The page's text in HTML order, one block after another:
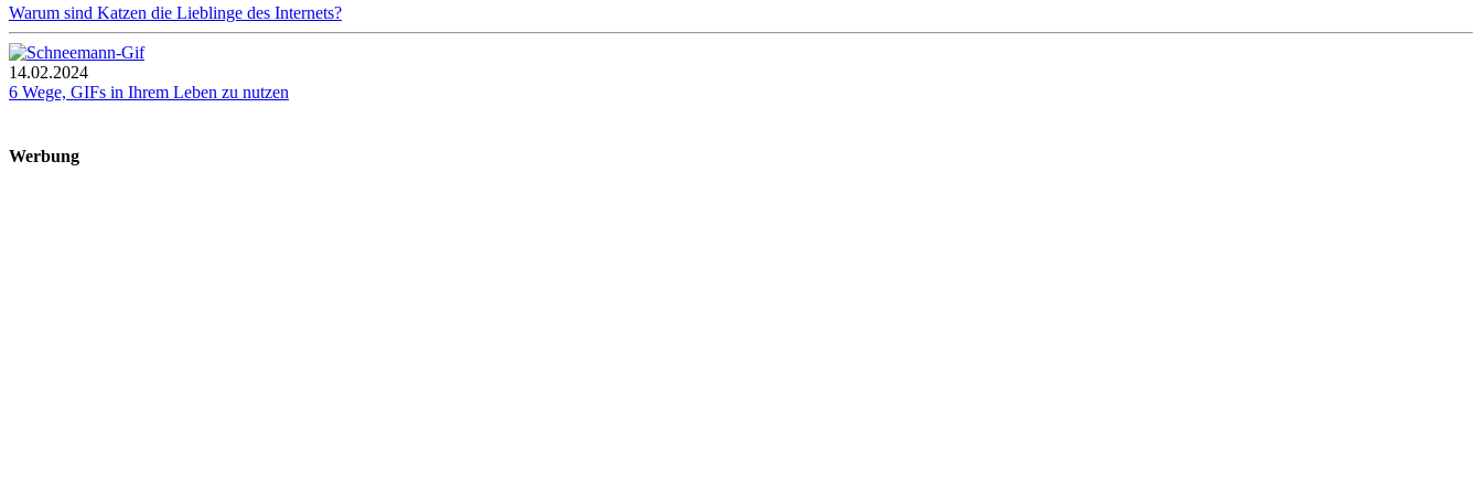
Warum sind Katzen die Lieblinge des Internets?
14.02.2024
6 Wege, GIFs in Ihrem Leben zu nutzen
Werbung